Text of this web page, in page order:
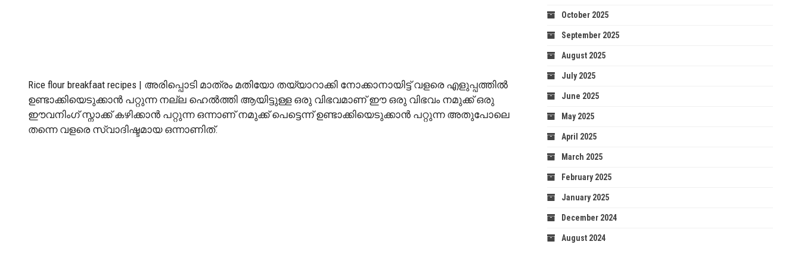
Rice flour breakfaat recipes | അരിപ്പൊടി മാത്രം മതിയോ തയ്യാറാക്കി നോക്കാനായിട്ട് വളരെ എളുപ്പത്തിൽ
ഉണ്ടാക്കിയെടുക്കാൻ പറ്റുന്ന നല്ല ഹെൽത്തി ആയിട്ടുള്ള ഒരു വിഭവമാണ് ഈ ഒരു വിഭവം നമുക്ക് ഒരു
ഈവനിംഗ് സ്നാക്ക് കഴിക്കാൻ പറ്റുന്ന ഒന്നാണ് നമുക്ക് പെട്ടെന്ന് ഉണ്ടാക്കിയെടുക്കാൻ പറ്റുന്ന അതുപോലെ
തന്നെ വളരെ സ്വാദിഷ്ടമായ ഒന്നാണിത്.
October 2025
September 2025
August 2025
July 2025
June 2025
May 2025
April 2025
March 2025
February 2025
January 2025
December 2024
August 2024